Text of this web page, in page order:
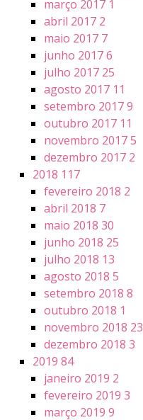
março 2017 1
abril 2017 2
maio 2017 7
junho 20176
julho 2017 25
agosto 2017 11
setembro 20179
outubro 2017 11
novembro 20175
dezembro 2017 2
2018 117
fevereiro 2018 2
abril 2018 7
maio 2018 30
junho 2018 25
julho 2018 13
agosto 2018 5
setembro 2018 8
outubro 2018 1
novembro 2018 23
dezembro 2018 3
2019 84
janeiro 2019 2
fevereiro 2019 3
março 2019 9